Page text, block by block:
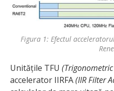
Figura 1: Efectul
Unitățile TFU
accelerator IIRFA(IIR Filter